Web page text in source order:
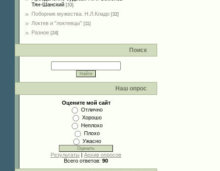
Тян-Шанский [33]
Поборник мужества. Н.Л.Кладо [32]
Локтев и "локтевцы" [11]
Разное [24]
Поиск
Наш опрос
Оцените мой сайт
Отлично
Хорошо
Неплохо
Плохо
Ужасно
Результаты | Архив опросов
Всего ответов: 90